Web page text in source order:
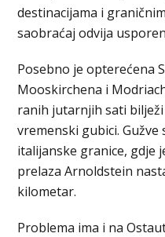
destinacijama i
saobraćaj odvija
Posebno je opterećena
Mooskirchena i
ranih jutarnjih sati
vremenski gubici. Gužve
italijanske granice, gdje
prelaza Arnoldstein
kilometar.
Problema ima i na